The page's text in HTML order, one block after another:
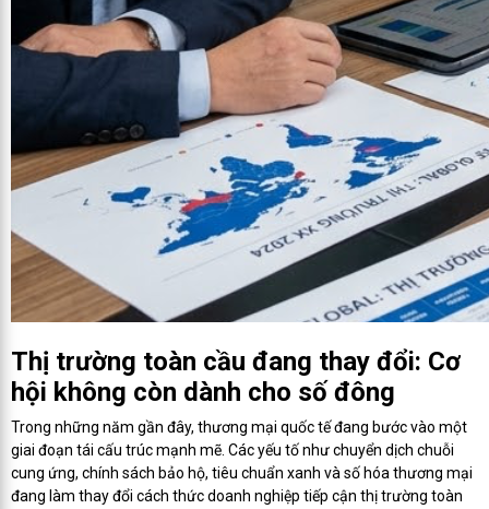
Thị trường toàn cầu đang thay đổi: Cơ
hội không còn dành cho số đông
Trong những năm gần đây, thương mại quốc tế đang bước vào một
giai đoạn tái cấu trúc mạnh mẽ. Các yếu tố như chuyển dịch chuỗi
cung ứng, chính sách bảo hộ, tiêu chuẩn xanh và số hóa thương mại
đang làm thay đổi cách thức doanh nghiệp tiếp cận thị trường toàn